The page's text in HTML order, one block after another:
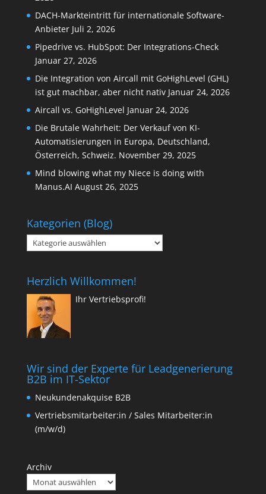
DACH-Markteintritt für internationale Software-
Anbieter Juli 2, 2026
Pipedrive vs. HubSpot: Der Integrations-Check
Januar 27, 2026
Die Integration von Aircall mit GoHighLevel (GHL)
ist gut machbar, aber nicht nativ Januar 24, 2026
Aircall vs. GoHighLevel Januar 24, 2026
Die Brutale Wahrheit: Der Verkauf von KI-
Automatisierungen in Europa, Deutschland,
Österreich, Schweiz. November 29, 2025
Mind blowing what my Niece is doing with
Manus.AI August 26, 2025
Kategorien (Blog)
Kategorien
(Blog)
Herzlich Willkommen!
Ihr Vertriebsprofi!
Wir sind der Experte für Leadgenerierung
B2B im IT-Sektor
Neukundenakquise B2B
Vertriebsmitarbeiter:in / Sales Mitarbeiter:in
(m/w/d)
Archiv